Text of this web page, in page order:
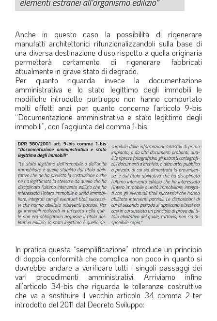
Anche in questo caso la possibilità di rigenerare
manufatti architettonici rifunzionalizzandoli sulla base di
una diversa destinazione d’uso rispetto a quella originaria
permetterà certamente di rigenerare fabbricati
attualmente in grave stato di degrado.
Per quanto riguarda invece la documentazione
amministrativa e lo stato legittimo degli immobili le
modifiche introdotte purtroppo non hanno comportato
molti effetti anzi, per quanto concerne l’articolo 9-bis
“Documentazione amministrativa e stato legittimo degli
immobili”, con l’aggiunta del comma 1-bis:
In pratica questa “semplificazione” introduce un principio
di doppia conformità che complica non poco in quanto si
dovrebbe andare a verificare tutti i singoli passaggi dei
vari procedimenti amministrativi. Arriviamo infine
all’articolo 34-bis che riguarda le tolleranze costruttive
che va a sostituire il vecchio articolo 34 comma 2-ter
introdotto del 2011 dal Decreto Sviluppo: